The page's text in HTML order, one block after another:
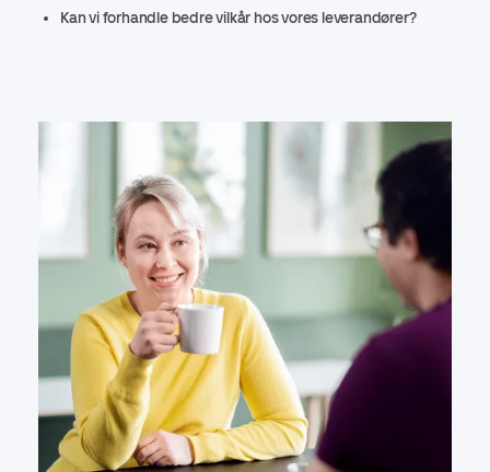
Kan vi forhandle bedre vilkår hos vores leverandører?